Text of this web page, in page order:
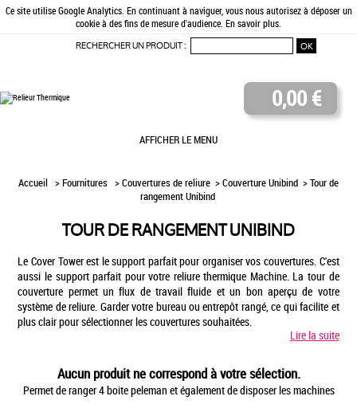
Ce site utilise Google Analytics. En continuant à naviguer, vous nous autorisez à déposer un
cookie à des fins de mesure d'audience. En savoir plus
RECHERCHER UN PRODUIT :
0,00 €
AFFICHER LE MENU
Accueil > Fournitures >Couvertures de reliure >Couverture Unibind > Tour de
rangement Unibind
TOUR DE RANGEMENT UNIBIND
Le Cover Tower est le support parfait pour organiser vos couvertures. C'est
aussi le support parfait pour votre reliure thermique Machine. La tour de
couverture permet un flux de travail fluide et un bon aperçu de votre
système de reliure. Garder votre bureau ou entrepôt rangé, ce qui facilite et
plus clair pour sélectionner les couvertures souhaitées.
Lire la suite
Aucun produit ne correspond à votre sélection.
Permet de ranger 4 boite peleman et également de disposer les machines